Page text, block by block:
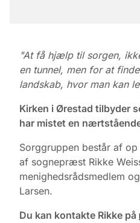
"At få hjælp til sorgen,
en tunnel, men for at
landskab, hvor man kan
Kirken i Ørestad tilbyder
har mistet en
Sorggruppen består af
af sognepræst Rikke
menighedsrådsmedlem
Larsen.
Du kan kontakte Rikke på